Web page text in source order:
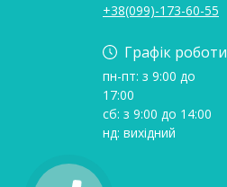
+38(099)-173-60-55
Графік роботи
пн-пт: з 9:00 до
17:00
сб: з 9:00 до 14:00
нд: вихідний